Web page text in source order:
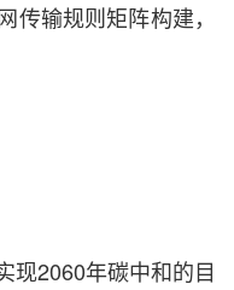
输规则矩阵构建，
现2060年碳中和的目